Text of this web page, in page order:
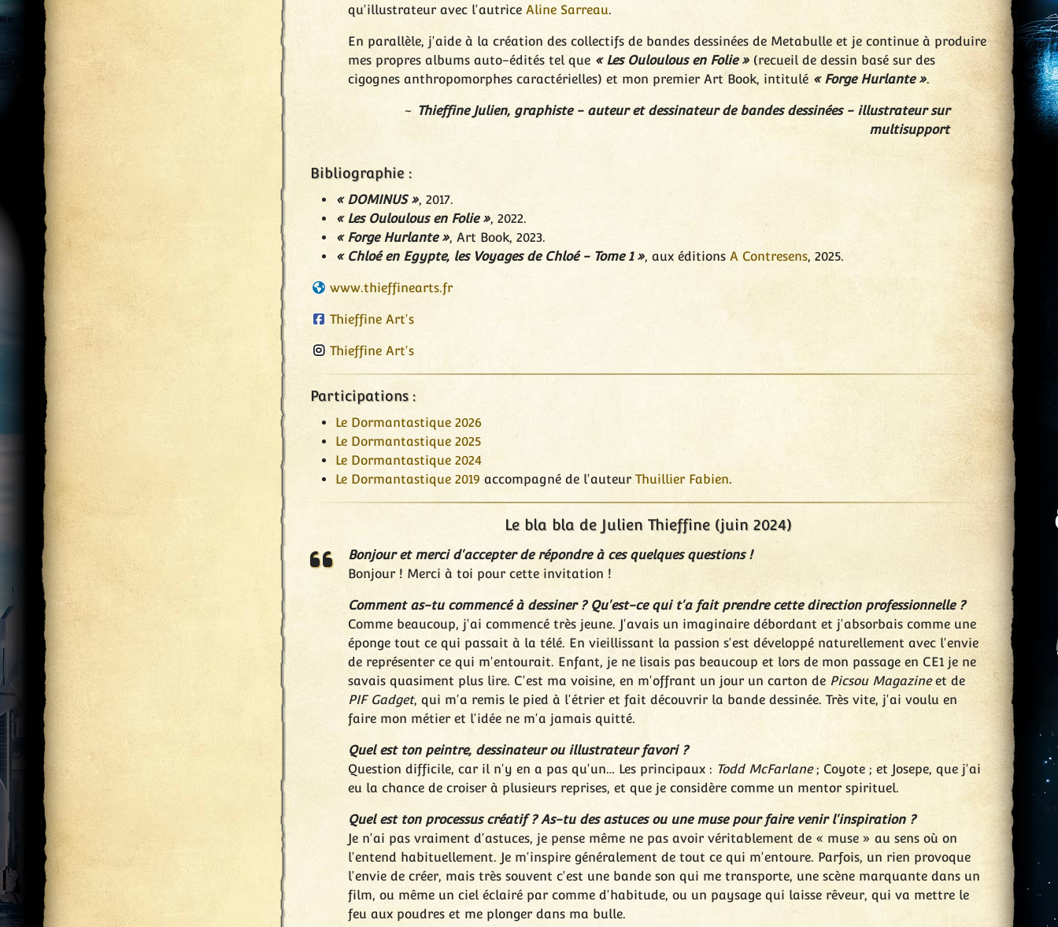
qu'illustrateur avec l'autrice Aline Sarreau.
En parallèle, j'aide à la création des collectifs de bandes dessinées de Metabulle et je continue à produire
mes propres albums auto-édités tel que « Les Ouloulous en Folie »(recueil de dessin basé sur des
cigognes anthropomorphes caractérielles) et mon premier Art Book, intitulé « Forge Hurlante ».
Thieffine Julien, graphiste - auteur et dessinateur de bandes dessinées - illustrateur sur
multisupport
Bibliographie :
« DOMINUS », 2017.
« Les Ouloulous en Folie », 2022.
« Forge Hurlante », Art Book, 2023.
« Chloé en Egypte, les Voyages de Chloé - Tome 1 », aux éditions A Contresens, 2025.
www.thieffinearts.fr
Thieffine Art's
Thieffine Art's
Participations :
Le Dormantastique 2026
Le Dormantastique 2025
Le Dormantastique 2024
Le Dormantastique 2019 accompagné de l'auteur Thuillier Fabien.
Le bla bla de Julien Thieffine (juin 2024)
Bonjour et merci d'accepter de répondre à ces quelques questions !
Bonjour ! Merci à toi pour cette invitation !
Comment as-tu commencé à dessiner ? Qu'est-ce qui t'a fait prendre cette direction professionnelle ?
Comme beaucoup, j'ai commencé très jeune. J'avais un imaginaire débordant et j'absorbais comme une
éponge tout ce qui passait à la télé. En vieillissant la passion s'est développé naturellement avec l'envie
de représenter ce qui m'entourait. Enfant, je ne lisais pas beaucoup et lors de mon passage en CE1 je ne
savais quasiment plus lire. C'est ma voisine, en m'offrant un jour un carton de Picsou Magazineet de
PIF Gadget, qui m'a remis le pied à l'étrier et fait découvrir la bande dessinée. Très vite, j'ai voulu en
faire mon métier et l'idée ne m'a jamais quitté.
Quel est ton peintre, dessinateur ou illustrateur favori ?
Question difficile, car il n'y en a pas qu'un… Les principaux : Todd McFarlane; Coyote ; et Josepe, que j'ai
eu la chance de croiser à plusieurs reprises, et que je considère comme un mentor spirituel.
Quel est ton processus créatif ? As-tu des astuces ou une muse pour faire venir l'inspiration ?
Je n'ai pas vraiment d'astuces, je pense même ne pas avoir véritablement de « muse » au sens où on
l'entend habituellement. Je m'inspire généralement de tout ce qui m'entoure. Parfois, un rien provoque
l'envie de créer, mais très souvent c'est une bande son qui me transporte, une scène marquante dans un
film, ou même un ciel éclairé par comme d'habitude, ou un paysage qui laisse rêveur, qui va mettre le
feu aux poudres et me plonger dans ma bulle.